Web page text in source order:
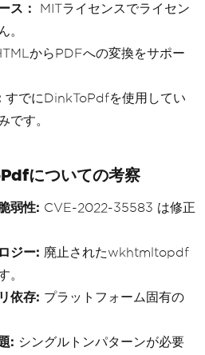
ス：
MITライセンスでライセン
。
からPDFへの変換をサポー
すでにDinkToPdfを使用してい
です。
についての考察
弱性: CVE-2022-35583 は修正
ジー: 廃止されたwkhtmltopdf
。
依存: プラットフォーム固有の
: シングルトンパターンが必要